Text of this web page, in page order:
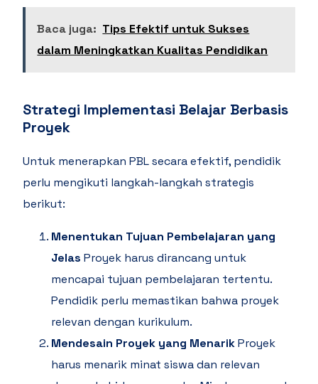
Baca juga: Tips Efektif untuk Sukses
dalam Meningkatkan Kualitas Pendidikan
Strategi Implementasi Belajar Berbasis
Proyek
Untuk menerapkan PBL secara efektif, pendidik
perlu mengikuti langkah-langkah strategis
berikut:
Menentukan Tujuan Pembelajaran yang
Jelas Proyek harus dirancang untuk
mencapai tujuan pembelajaran tertentu.
Pendidik perlu memastikan bahwa proyek
relevan dengan kurikulum.
Mendesain Proyek yang MenarikProyek
harus menarik minat siswa dan relevan